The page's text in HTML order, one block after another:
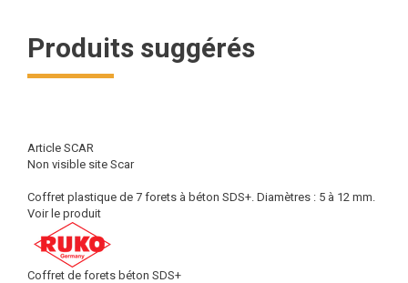
Produits suggérés
Article SCAR
Non visible site Scar
Coffret plastique de 7 forets à béton SDS+. Diamètres : 5 à 12 mm.
Voir le produit
Coffret de forets béton SDS+